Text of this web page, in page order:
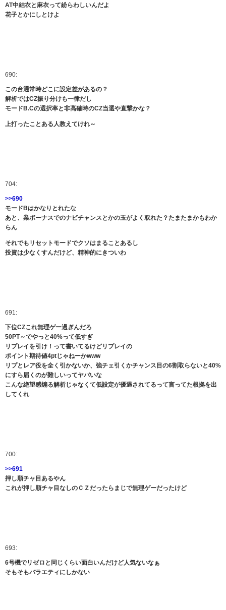
AT中結衣と麻衣って紛らわしいんだよ
花子とかにしとけよ
690:
この台通常時どこに設定差があるの？
解析ではCZ振り分けも一律だし
モードB.Cの選択率と非高確時のCZ当選や直撃かな？
上打ったことある人教えてけれ～
704:
>>690
モードBはかなりとれたな
あと、業ボーナスでのナビチャンスとかの玉がよく取れた？たまたまかもわか
らん
それでもリセットモードでクソはまることあるし
投資は少なくすんだけど、精神的にきついわ
691:
下位CZこれ無理ゲー過ぎんだろ
50PT～でやっと40%って低すぎ
リプレイを引け！って書いてるけどリプレイの
ポイント期待値4ptじゃねーかwww
リプとレア役を全く引かないか、強チェ引くかチャンス目の6割取らないと40%
にすら届くのが難しいってヤバいな
こんな絶望感煽る解析じゃなくて低設定が優遇されてるって言ってた根拠を出
してくれ
700:
>>691
押し順チャ目あるやん
これが押し順チャ目なしのＣＺだったらまじで無理ゲーだったけど
693:
6号機でリゼロと同じくらい面白いんだけど人気ないなぁ
そもそもバラエティにしかない